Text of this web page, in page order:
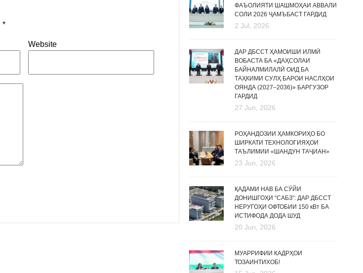
*
Website
ФАЪОЛИЯТИ ШАШМОҲАИ АВВАЛИ
СОЛИ 2026 ҶАМЪБАСТ ГАРДИД
2 Jul, 2026
ДАР ДБССТ ҲАМОИШИ ИЛМӢ
ВОБАСТА БА «ДАҲСОЛАИ
БАЙНАЛМИЛАЛӢ ОИД БА
ТАҲКИМИ СУЛҲ БАРОИ НАСЛҲОИ
ОЯНДА (2027–2036)» БАРГУЗОР
ГАРДИД
27 Jun, 2026
РОҲАНДОЗИИ ҲАМКОРИҲО БО
ШИРКАТИ ТЕХНОЛОГИЯҲОИ
ТАЪЛИМИИ «ШАНДУН ТАҶИАН»
23 Jun, 2026
ҚАДАМИ НАВ БА СӮЙИ
ДОНИШГОҲИ “САБЗ”: ДАР ДБССТ
НЕРУГОҲИ ОФТОБИИ 150 кВт БА
ИСТИФОДА ДОДА ШУД
20 Jun, 2026
МУАРРИФИИ КАДРҲОИ
ТОЗАИНТИХОБ!